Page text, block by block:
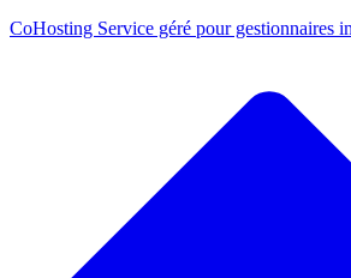
CoHosting Service géré pour gestionnaires